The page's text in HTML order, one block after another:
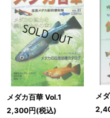
メダカ百華 Vol.1
2,300円(税込)
メ